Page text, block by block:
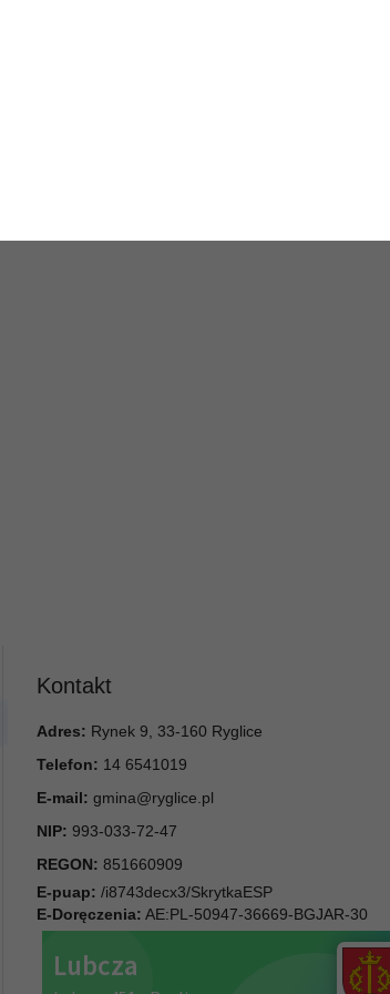
Kontakt
Adres: Rynek 9, 33-160 Ryglice
Telefon: 14 6541019
E-mail: gmina@ryglice.pl
NIP: 993-033-72-47
REGON: 851660909
E-puap: /i8743decx3/SkrytkaESP
E-Doręczenia: AE:PL-50947-36669-BGJAR-30